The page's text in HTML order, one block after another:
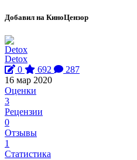
Добавил на КиноЦензор
Detox
0
692
287
16 мар 2020
Оценки
3
Рецензии
0
Отзывы
1
Статистика